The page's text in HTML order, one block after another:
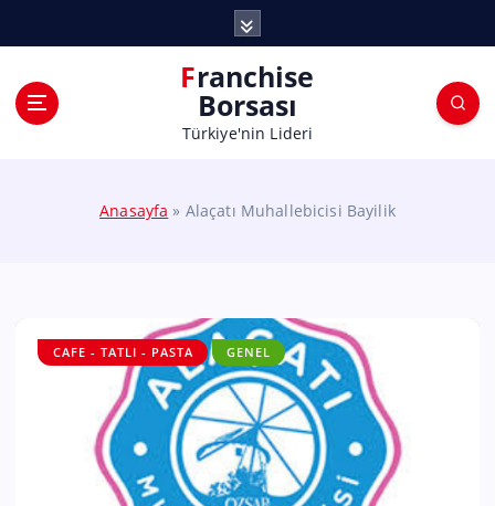
Franchise
Borsası
Türkiye'nin Lideri
Anasayfa » Alaçatı Muhallebicisi Bayilik
CAFE - TATLI - PASTA GENEL